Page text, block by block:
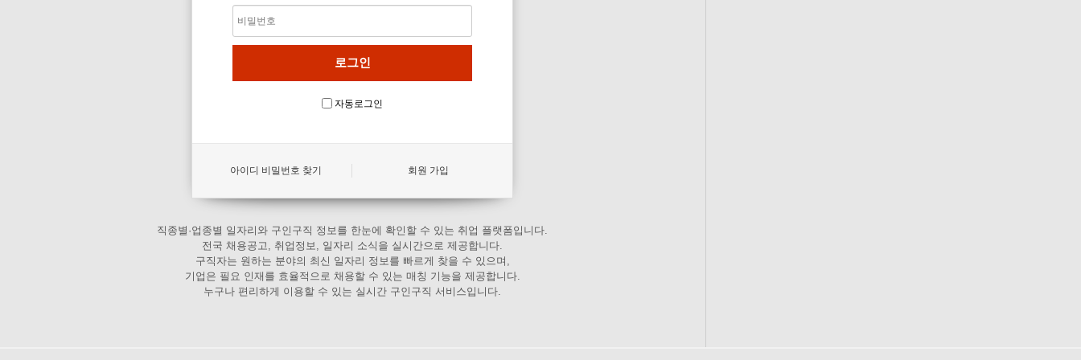
자동로그인
아이디 비밀번호 찾기 회원 가입
직종별·업종별 일자리와 구인구직 정보를 한눈에 확인할 수 있는 취업 플랫폼입니다.
전국 채용공고, 취업정보, 일자리 소식을 실시간으로 제공합니다.
구직자는 원하는 분야의 최신 일자리 정보를 빠르게 찾을 수 있으며,
기업은 필요 인재를 효율적으로 채용할 수 있는 매칭 기능을 제공합니다.
누구나 편리하게 이용할 수 있는 실시간 구인구직 서비스입니다.